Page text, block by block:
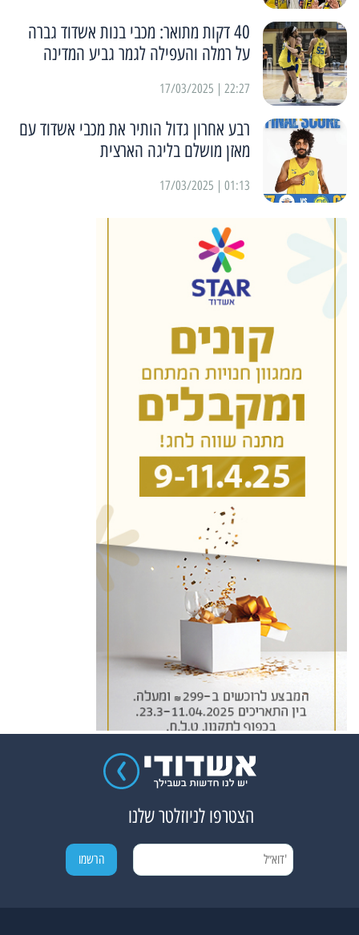
40 דקות מתואר: מכבי בנות אשדוד גברה
על רמלה והעפילה לגמר גביע המדינה
22:27 | 17/03/2025
רבע אחרון גדול הותיר את מכבי אשדוד עם
מאזן מושלם בליגה הארצית
01:13 | 17/03/2025
הצטרפו לניוזלטר שלנו